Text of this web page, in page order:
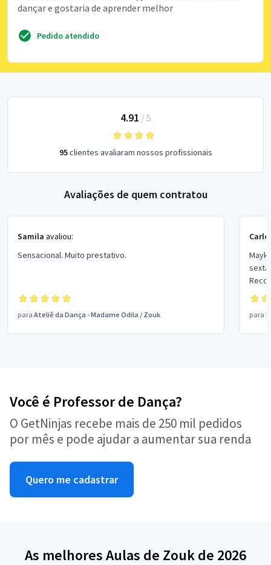
dançar e gostaria de aprender melhor
Pedido atendido
4.91 / 5
95clientes avaliaram nossos profissionais
Avaliações de quem contratou
Samila avaliou:
Sensacional. Muito prestativo.
para Ateliê da Dança - Madame Odila / Zouk para
Você é Professor de Dança?
O GetNinjas recebe mais de 250 mil pedidos
por mês e pode ajudar a aumentar sua renda
Quero me cadastrar
As melhores Aulas de Zouk de 2026